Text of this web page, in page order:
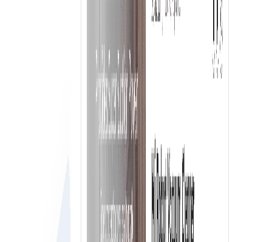
Kostenlose & Unbegrenzte Arbeitsbereiche
Erhalten Sie kostenlose und unbegrenzte
in denen Sie alle Mitarbeiter Ihres Unternehmens zu
Einkäuferkonto auf e-Procure hinzufügen können.